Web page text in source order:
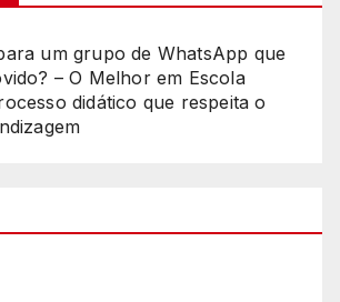
um grupo de WhatsApp que
– O Melhorem Escola
didático que respeita o